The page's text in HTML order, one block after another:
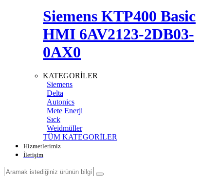
Siemens KTP400 Basic
HMI 6AV2123-2DB03-
0AX0
KATEGORİLER
Siemens
Delta
Autonics
Mete Enerji
Sıck
Weidmüller
TÜM KATEGORİLER
Hizmetlerimiz
İletişim